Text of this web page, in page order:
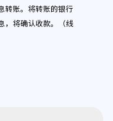
转账。将转账的银行
，将确认收款。（线